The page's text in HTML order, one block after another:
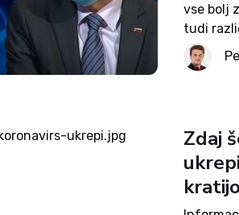
vse bolj
tudi
osebnih
Zdaj